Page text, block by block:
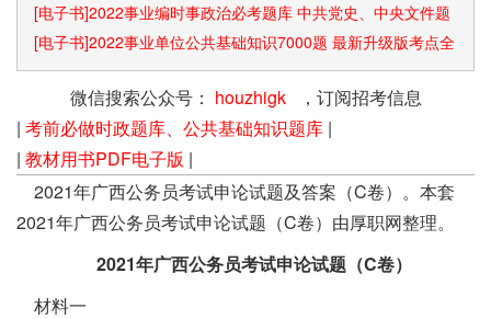
[电子书]2022事业编时事政治必考题库 中共党史、中央文件题
库已更新
[电子书]2022事业单位公共基础知识7000题 最新升级版考点全
覆盖
微信搜索公众号： houzhigk，订阅招考信息
| 考前必做时政题库、公共基础知识题库 |
| 教材用书PDF电子版 |
2021年广西公务员考试申论试题及答案（C卷）。本套
2021年广西公务员考试申论试题（C卷）由厚职网整理。
2021年广西公务员考试申论试题（C卷）
材料一